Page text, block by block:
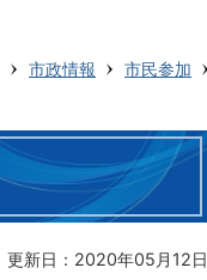
市政情報 市民参加
更新日：2020年05月12日